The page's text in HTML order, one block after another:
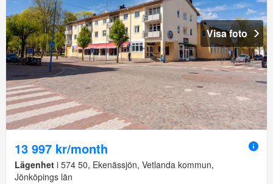
Visa foto
13 997 kr/month
Lägenhet i 574 50, Ekenässjön, Vetlanda kommun,
Jönköpings län